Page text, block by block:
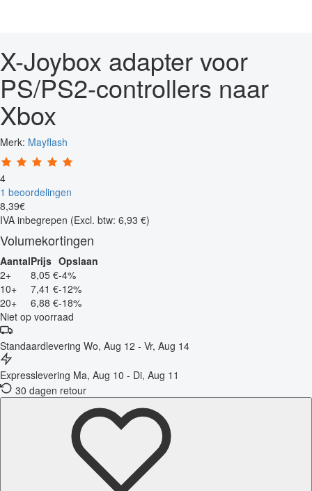
X-Joybox adapter voor
PS/PS2-controllers naar
Xbox
Merk: Mayflash
4
1 beoordelingen
8,39€
IVA inbegrepen (Excl. btw: 6,93 €)
Volumekortingen
AantalPrijs Opslaan
2+
8,05 €-4%
10+
7,41 €-12%
20+
6,88 €-18%
Niet op voorraad
Standaardlevering Wo, Aug 12 - Vr, Aug 14
Expresslevering Ma, Aug 10 - Di, Aug 11
30 dagen retour